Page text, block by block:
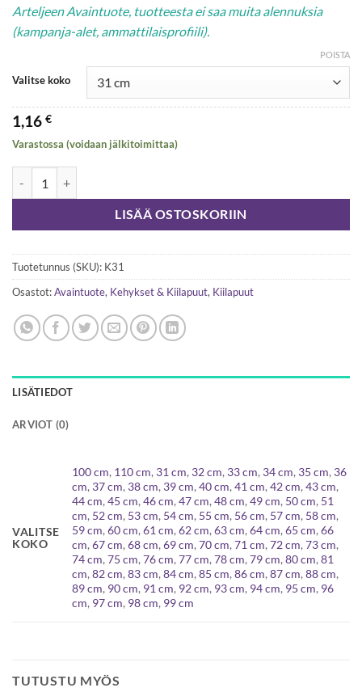
Arteljeen Avaintuote, tuotteesta ei saa muita alennuksia
(kampanja-alet, ammattilaisprofiili).
Valitse koko
POISTA
1,16 €
Varastossa (voidaan jälkitoimittaa)
LISÄÄ OSTOSKORIIN
Tuotetunnus (SKU): K31
Osastot:Avaintuote, Kehykset & Kiilapuut, Kiilapuut
LISÄTIEDOT
ARVIOT (0)
VALITSE
KOKO
100 cm, 110 cm, 31 cm, 32 cm, 33 cm, 34 cm, 35 cm, 36
cm, 37 cm, 38 cm, 39 cm,40 cm,41 cm,42 cm,43 cm,
44 cm,45 cm,46 cm,47 cm,48 cm,49 cm, 50 cm, 51
cm, 52 cm, 53 cm, 54 cm, 55 cm, 56 cm, 57 cm, 58 cm,
59 cm,60 cm,61 cm,62 cm,63 cm,64 cm,65 cm,66
cm,67 cm,68 cm,69 cm,70 cm,71 cm,72 cm,73 cm,
74 cm,75 cm,76 cm,77 cm,78 cm,79 cm,80 cm,81
cm,82 cm,83 cm,84 cm,85 cm,86 cm,87 cm,88 cm,
89 cm, 90 cm, 91 cm, 92 cm, 93 cm, 94 cm, 95 cm, 96
cm, 97 cm, 98 cm, 99 cm
TUTUSTU MYÖS